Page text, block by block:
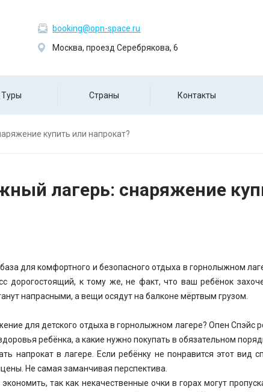
booking@opn-space.ru
Москва, проезд Серебрякова, 6
Туры Страны Контакты
купить или напрокат?
лагерь: снаряжение
для комфортного и безопасного отдыха в горнолыжном
дорогостоящий, к тому же, не факт, что ваш ребёнок
напрасными, а вещи осядут на балконе мёртвым грузом.
для детского отдыха в горнолыжном лагере? Опен Спэйс
ребёнка, а какие нужно покупать в обязательном
напрокат в лагере. Если ребёнку не понравится этот вид
Не самая заманчивая перспектива.
так как некачественные очки в горах могут